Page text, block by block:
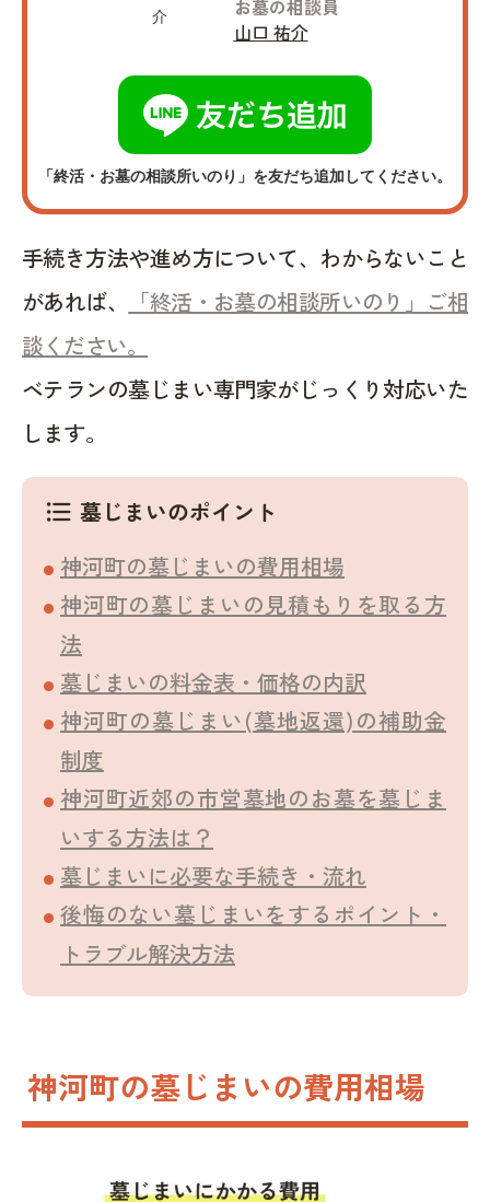
お墓の相談員
山口 祐介
「終活・お墓の相談所いのり」を友だち追加してください。
手続き方法や進め方について、わからないこと
があれば、
「終活・お墓の相談所いのり」ご相
談ください。
ベテランの墓じまい専門家がじっくり対応いた
します。
format_list_bulleted 墓じまいのポイント
神河町の墓じまいの費用相場
神河町の墓じまいの見積もりを取る方
法
墓じまいの料金表・価格の内訳
神河町の墓じまい(墓地返還)の補助金
制度
神河町近郊の市営墓地のお墓を墓じま
いする方法は？
墓じまいに必要な手続き・流れ
後悔のない墓じまいをするポイント・
トラブル解決方法
神河町の墓じまいの費用相場